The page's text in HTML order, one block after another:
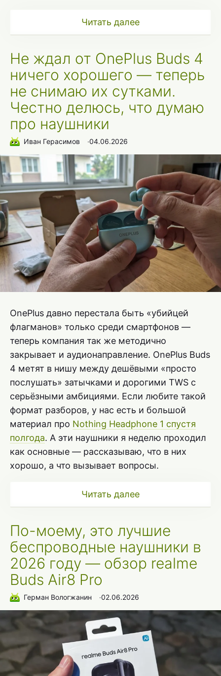
Читать далее
Не ждал от OnePlus Buds 4
ничего хорошего — теперь
не снимаю их сутками.
Честно делюсь, что думаю
про наушники
Иван Герасимов ∙04.06.2026
OnePlus давно перестала быть «убийцей
флагманов» только среди смартфонов —
теперь компания так же методично
закрывает и аудионаправление. OnePlus Buds
4 метят в нишу между дешёвыми «просто
послушать» затычками и дорогими TWS с
серьёзными амбициями. Если любите такой
формат разборов, у нас есть и большой
материал про Nothing Headphone 1 спустя
полгода. А эти наушники я неделю проходил
как основные — рассказываю, что в них
хорошо, а что вызывает вопросы.
Читать далее
По-моему, это лучшие
беспроводные наушники в
2026 году — обзор realme
Buds Air8 Pro
Герман Вологжанин ∙02.06.2026